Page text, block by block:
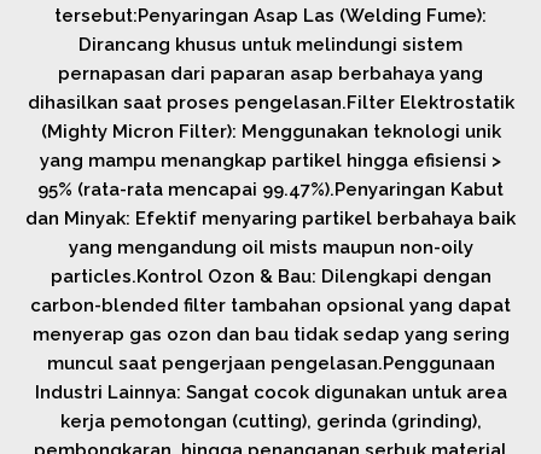
tersebut:Penyaringan Asap Las (Welding Fume):
Dirancang khusus untuk melindungi sistem
pernapasan dari paparan asap berbahaya yang
dihasilkan saat proses pengelasan.Filter Elektrostatik
(Mighty Micron Filter): Menggunakan teknologi unik
yang mampu menangkap partikel hingga efisiensi >
95% (rata-rata mencapai 99.47%).Penyaringan Kabut
dan Minyak: Efektif menyaring partikel berbahaya baik
yang mengandung oil mists maupun non-oily
particles.Kontrol Ozon & Bau: Dilengkapi dengan
carbon-blended filter tambahan opsional yang dapat
menyerap gas ozon dan bau tidak sedap yang sering
muncul saat pengerjaan pengelasan.Penggunaan
Industri Lainnya: Sangat cocok digunakan untuk area
kerja pemotongan (cutting), gerinda (grinding),